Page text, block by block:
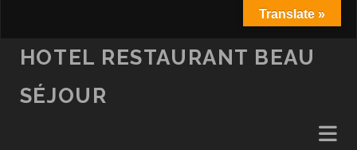
HOTEL RESTAURANT BEAU
SÉJOUR
Translate »